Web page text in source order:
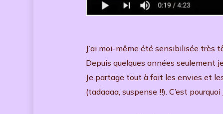
J’ai moi-même été sensibilisée très
Depuis quelques années seulement
Je partage tout à fait les envies et
(tadaaaa, suspense !!). C’est